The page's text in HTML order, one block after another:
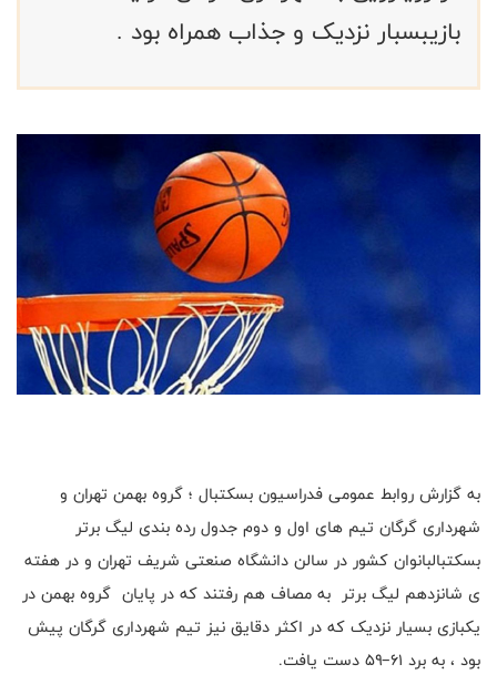
بازیبسبار نزدیک و جذاب همراه بود .
به گزارش روابط عمومی فدراسیون بسکتبال ؛ گروه بهمن تهران و
شهرداری گرگان تیم های اول و دوم جدول رده بندی لیگ برتر
بسکتبالبانوان کشور در سالن دانشگاه صنعتی شریف تهران و در هفته
ی شانزدهم لیگ برتر به مصاف هم رفتند که در پایان گروه بهمن در
یکبازی بسیار نزدیک که در اکثر دقایق نیز تیم شهرداری گرگان پیش
بود ، به برد ۶۱–۵۹ دست یافت.